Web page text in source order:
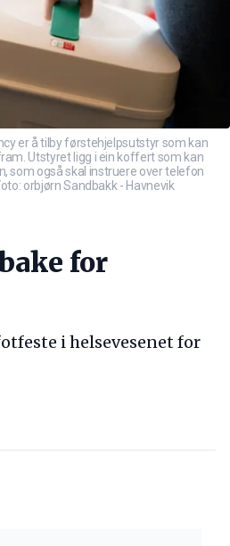
er å tilby førstehjelpsutstyr som kan
Utstyret ligg i ein koffert som kan
som også skal instruere over telefon
orbjørn Sandbakk - Havnevik
for
i helsevesenet for